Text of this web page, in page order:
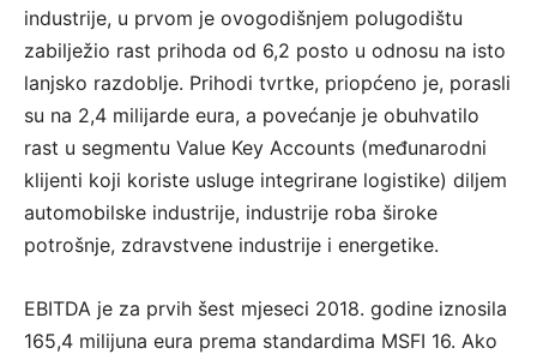
industrije, u prvom je ovogodišnjem polugodištu
zabilježio rast prihoda od 6,2 posto u odnosu na isto
lanjsko razdoblje. Prihodi tvrtke, priopćeno je, porasli
su na 2,4 milijarde eura, a povećanje je obuhvatilo
rast u segmentu Value Key Accounts (međunarodni
klijenti koji koriste usluge integrirane logistike) diljem
automobilske industrije, industrije roba široke
potrošnje, zdravstvene industrije i energetike.
EBITDA je za prvih šest mjeseci 2018. godine iznosila
165,4 milijuna eura prema standardima MSFI 16. Ako